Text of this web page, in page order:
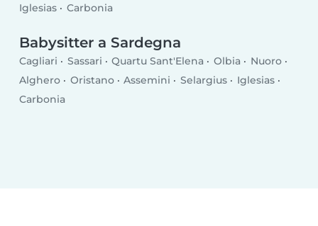
Iglesias Carbonia
Babysitter a Sardegna
Cagliari Sassari Quartu Sant'Elena Olbia
Nuoro
Alghero
Oristano Assemini Selargius
Iglesias
Carbonia